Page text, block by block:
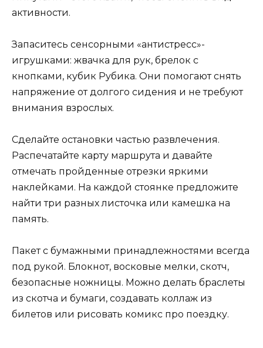
активности.
Запаситесь сенсорными «антистресс»-
игрушками: жвачка для рук, брелок с
кнопками, кубик Рубика. Они помогают снять
напряжение от долгого сидения и не требуют
внимания взрослых.
Сделайте остановки частью развлечения.
Распечатайте карту маршрута и давайте
отмечать пройденные отрезки яркими
наклейками. На каждой стоянке предложите
найти три разных листочка или камешка на
память.
Пакет с бумажными принадлежностями всегда
под рукой. Блокнот, восковые мелки, скотч,
безопасные ножницы. Можно делать браслеты
из скотча и бумаги, создавать коллаж из
билетов или рисовать комикс про поездку.